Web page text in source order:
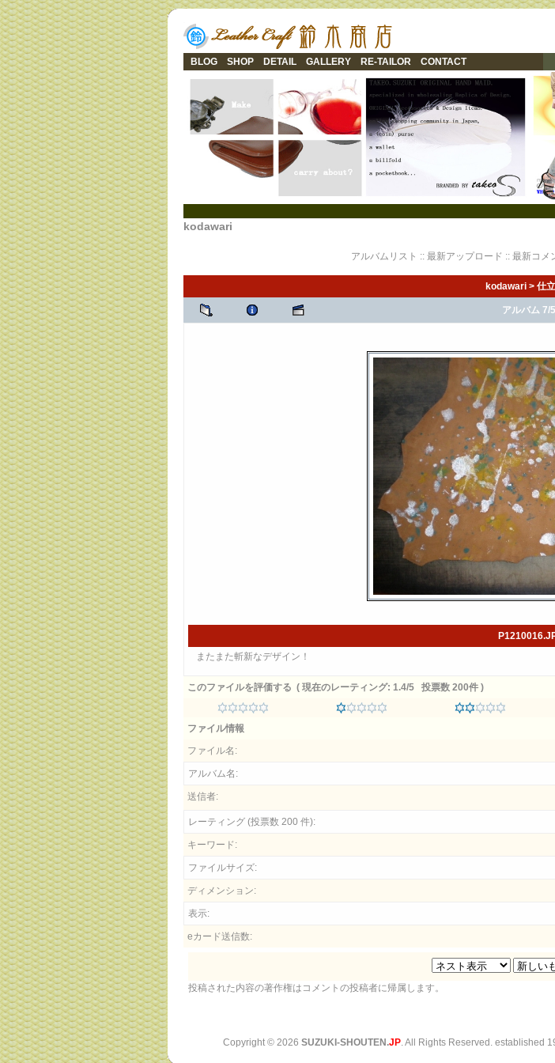
BLOG SHOP DETAIL GALLERY RE-TAILOR CONTACT
kodawari
アルバムリスト :: 最新アップロード :: 最新コメ
kodawari > 仕
アルバム 7/
またまた斬新なデザイン！
このファイルを評価する ( 現在のレーティング: 1.4/5 投票数 200件 )
ファイル情報
ファイル名:
アルバム名:
送信者:
レーティング (投票数 200 件):
キーワード:
ファイルサイズ:
ディメンション:
表示:
eカード送信数:
投稿された内容の著作権はコメントの投稿者に帰属します。
Copyright © 2026 SUZUKI-SHOUTEN.JP. All Rights Reserved. established